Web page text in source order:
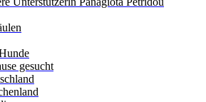
gesucht